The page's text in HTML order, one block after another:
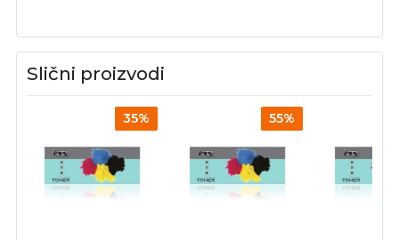
Slični proizvodi
35% 55%